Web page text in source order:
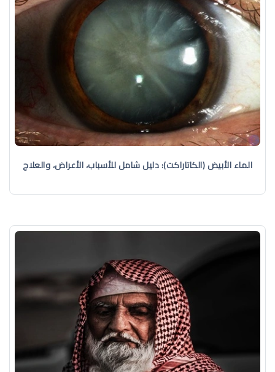
الماء الأبيض (الكاتاراكت): دليل شامل للأسباب، الأعراض، والعلاج